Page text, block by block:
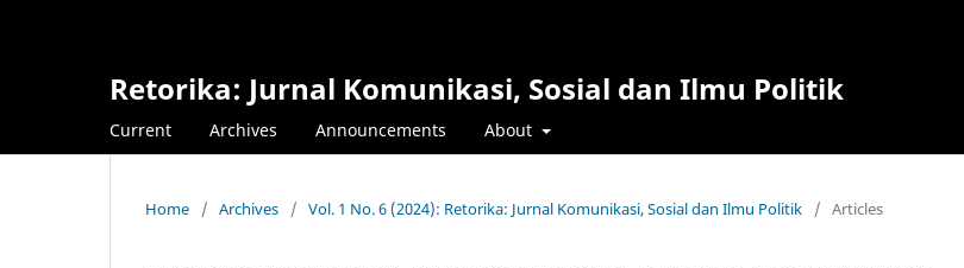
Retorika: Jurnal Komunikasi, Sosial dan Ilmu Politik
Current Archives Announcements About
Home / Archives / Vol. 1 No. 6 (2024): Retorika: Jurnal Komunikasi, Sosial dan Ilmu Politik / Articles